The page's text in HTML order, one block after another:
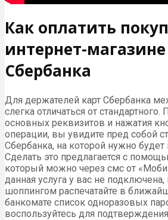
Как оплатить
интернет-
Сбербанка
Для держателей карт Сбербанка
слегка отличаться от
основных реквизитов и нажатия
операции, вы увидите пред собой
Сбербанка, на которой нужно будет
Сделать это предлагается с
который можно через смс от
данная услуга у вас не
шоппингом распечатайте в
банкомате список одноразовых
воспользуйтесь для